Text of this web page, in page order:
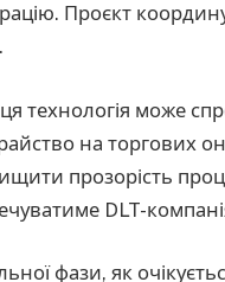
Проєкт
технологія може
на торгових
прозорість
DLT-
фази, як